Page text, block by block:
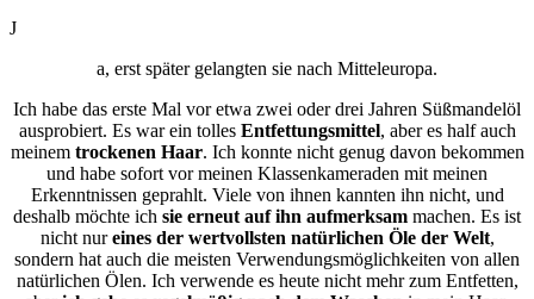
J
a, erst später gelangten sie nach Mitteleuropa.
Ich habe das erste Mal vor etwa zwei oder drei Jahren Süßmandelöl
ausprobiert. Es war ein tolles Entfettungsmittel, aber es half auch
meinem trockenen Haar. Ich konnte nicht genug davon bekommen
und habe sofort vor meinen Klassenkameraden mit meinen
Erkenntnissen geprahlt. Viele von ihnen kannten ihn nicht, und
deshalb möchte ich sie erneut auf ihn aufmerksam machen. Es ist
nicht nureines der wertvollsten natürlichen Öle der Welt,
sondern hat auch die meisten Verwendungsmöglichkeiten von allen
natürlichen Ölen. Ich verwende es heute nicht mehr zum Entfetten,